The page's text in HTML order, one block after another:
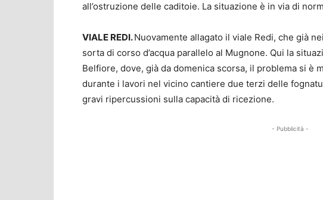
all’ostruzione delle caditoie. La situazione è in via di
VIALE REDI.Nuovamente allagato il viale Redi, che già
sorta di corso d’acqua parallelo al Mugnone. Qui la
Belfiore, dove, già da domenica scorsa, il problema si è
durante i lavori nel vicino cantiere due terzi delle
gravi ripercussioni sulla capacità di ricezione.
- Pubblicità -